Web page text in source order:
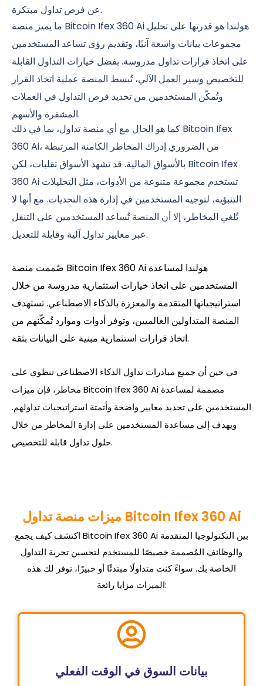
عن فرص تداول مبتكرة.
ما يميز منصة Bitcoin Ifex 360 Ai هولندا هو قدرتها على تحليل
مجموعات بيانات واسعة آنيًا، وتقديم رؤى تساعد المستخدمين
على اتخاذ قرارات تداول مدروسة. بفضل خيارات التداول القابلة
للتخصيص وسير العمل الآلي، تُبسط المنصة عملية اتخاذ القرار
وتُمكّن المستخدمين من تحديد فرص التداول في العملات
المشفرة والأسهم.
كما هو الحال مع أي منصة تداول، بما في ذلك Bitcoin Ifex
360 Ai، من الضروري إدراك المخاطر الكامنة المرتبطة
بالأسواق المالية. قد تشهد الأسواق تقلبات، لكن Bitcoin Ifex
360 Ai تستخدم مجموعة متنوعة من الأدوات، مثل التحليلات
التنبؤية، لتوجيه المستخدمين في إدارة هذه التحديات. مع أنها لا
تُلغي المخاطر، إلا أن المنصة تُساعد المستخدمين على التنقل
عبر معايير تداول آلية وقابلة للتعديل.
صُممت منصة Bitcoin Ifex 360 Ai هولندا لمساعدة
المستخدمين على اتخاذ خيارات استثمارية مدروسة من خلال
استراتيجياتها المتقدمة والمعززة بالذكاء الاصطناعي. تستهدف
المنصة المتداولين العالميين، وتوفر أدوات وموارد تُمكّنهم من
اتخاذ قرارات استثمارية مبنية على البيانات بثقة.
في حين أن جميع مبادرات تداول الذكاء الاصطناعي تنطوي على
مخاطر، فإن ميزات Bitcoin Ifex 360 Ai مصممة لمساعدة
المستخدمين على تحديد معايير واضحة وأتمتة استراتيجيات تداولهم.
ويهدف إلى مساعدة المستخدمين على إدارة المخاطر من خلال
حلول تداول قابلة للتخصيص.
ميزات منصة تداول Bitcoin Ifex 360 Ai
اكتشف كيف يجمع Bitcoin Ifex 360 Ai بين التكنولوجيا المتقدمة
والوظائف المُصممة خصيصًا للمستخدم لتحسين تجربة التداول
الخاصة بك. سواءً كنت متداولًا مبتدئًا أو خبيرًا، توفر لك هذه
الميزات مزايا رائعة:
بيانات السوق في الوقت الفعلي